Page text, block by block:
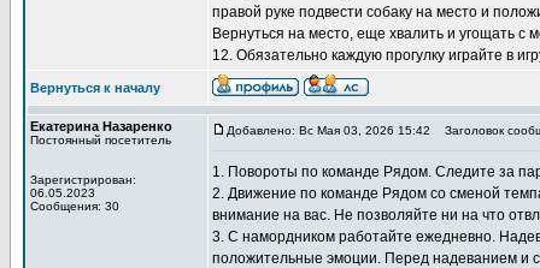
правой руке подвести собаку на место и
Вернуться на место, еще хвалить и угощать с
12. Обязательно каждую прогулку играйте в
Вернуться к началу
Екатерина Назаренко
Постоянный посетитель
Зарегистрирован:
06.05.2023
Сообщения: 30
Добавлено: Вс Мая 03, 2026 15:42 Заголовок
1. Повороты по команде Рядом. Следите за
2. Движение по команде Рядом со сменой
внимание на вас. Не позволяйте ни на что
3. С намордником работайте ежедневно.
положительные эмоции. Перед надеванием и